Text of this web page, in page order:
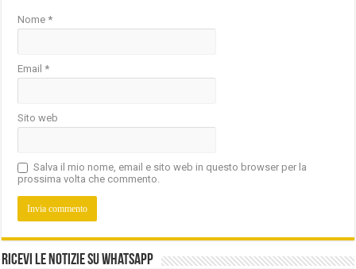
Nome*
Email*
Sito web
Salva il mio nome, email e sito web in questo browser per la
prossima volta che commento.
Ricevi le notizie su Whatsapp